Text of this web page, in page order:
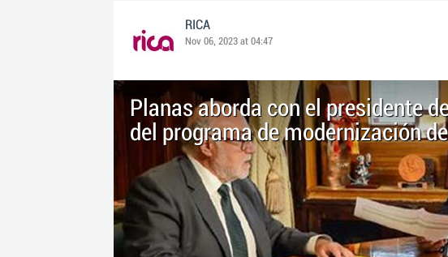
RICA
Nov 06, 2023 at 04:47
Planas aborda con el presidente
del programa de modernización